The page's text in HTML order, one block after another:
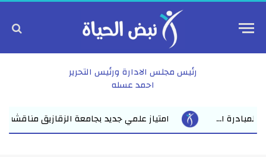
رئيس مجلس الادارة ورئيس التحرير
احمد عسله
بجامعة الزقازيق مناقشة رسالة ماجستير للباحث عمرو عبد المنعم